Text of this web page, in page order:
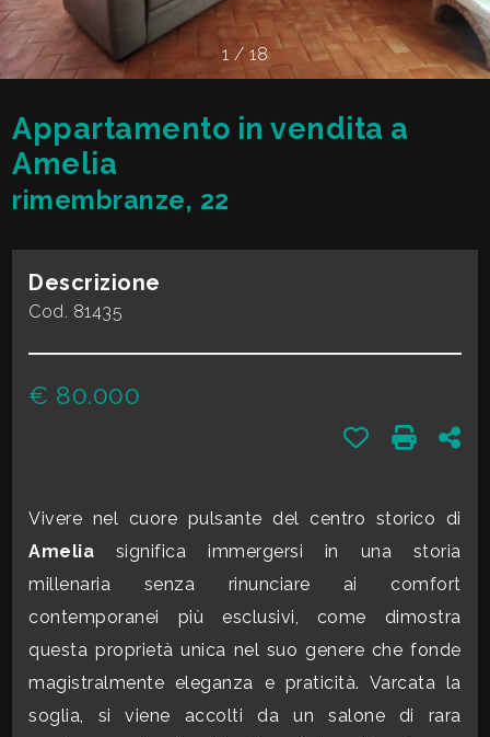
1 / 18
Appartamento in vendita a
Amelia
rimembranze, 22
Descrizione
Cod. 81435
€ 80.000
Stampa:
Preferiti: Cod.
Vivere nel cuore pulsante del centro storico di
Amelia significa immergersi in una storia
millenaria senza rinunciare ai comfort
contemporanei più esclusivi, come dimostra
questa proprietà unica nel suo genere che fonde
magistralmente eleganza e praticità. Varcata la
soglia, si viene accolti da un salone di rara
VALE
CASA?
DIVENTA
SEGNALATORE
CON
CONTATTI
Provincia
Comune
Tipologia
Commerciali
Industriali
Terreni